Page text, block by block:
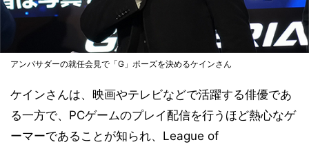
アンバサダーの就任会見で「G」ポーズを決めるケインさん
ケインさんは、映画やテレビなどで活躍する俳優であ
る一方で、PCゲームのプレイ配信を行うほど熱心なゲ
ーマーであることが知られ、League of